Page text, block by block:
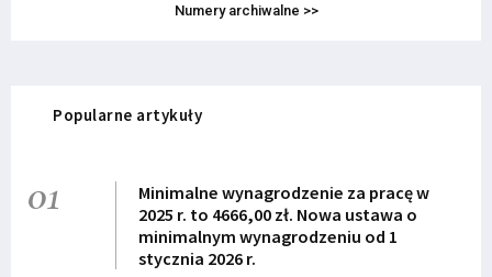
Numery archiwalne >>
Popularne artykuły
01
Minimalne wynagrodzenie za pracę w
2025 r. to 4666,00 zł. Nowa ustawa o
minimalnym wynagrodzeniu od 1
stycznia 2026 r.